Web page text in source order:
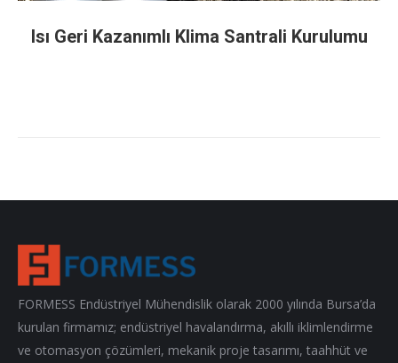
Isı Geri Kazanımlı Klima Santrali Kurulumu
FORMESS Endüstriyel Mühendislik olarak 2000 yılında Bursa’da
kurulan firmamız; endüstriyel havalandırma, akıllı iklimlendirme
ve otomasyon çözümleri, mekanik proje tasarımı, taahhüt ve